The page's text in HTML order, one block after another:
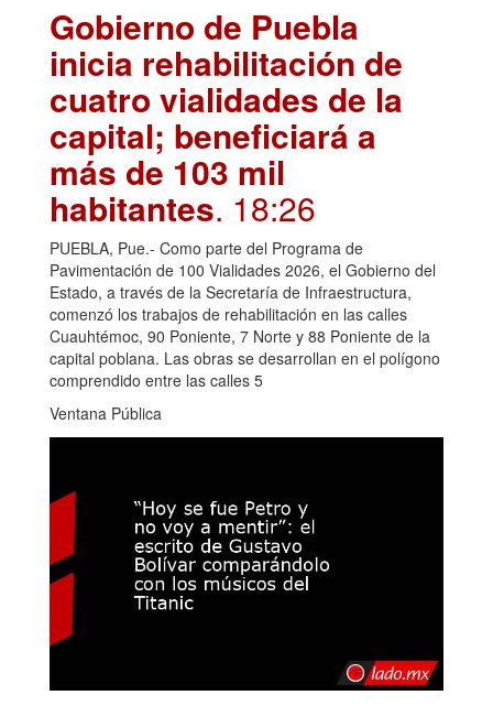
Gobierno de Puebla
inicia rehabilitación de
cuatro vialidades de la
capital; beneficiará a
más de 103 mil
habitantes. 18:26
PUEBLA, Pue.- Como parte del Programa de
Pavimentación de 100 Vialidades 2026, el Gobierno del
Estado, a través de la Secretaría de Infraestructura,
comenzó los trabajos de rehabilitación en las calles
Cuauhtémoc, 90 Poniente, 7 Norte y 88 Poniente de la
capital poblana. Las obras se desarrollan en el polígono
comprendido entre las calles 5
Ventana Pública